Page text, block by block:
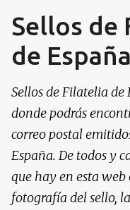
Ir al
Sellos de
de España
Sellos de Filatelia de
donde podrás
correo postal
España. De todos y
que hay en esta
fotografía del sello,